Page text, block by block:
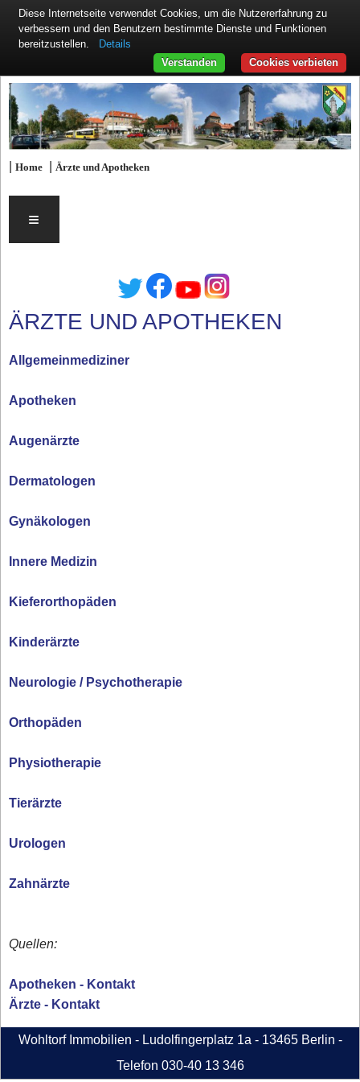
|Home |Ärzte und Apotheken
≡
ÄRZTE UND APOTHEKEN
Allgemeinmediziner
Apotheken
Augenärzte
Dermatologen
Gynäkologen
Innere Medizin
Kieferorthopäden
Kinderärzte
Neurologie / Psychotherapie
Orthopäden
Physiotherapie
Tierärzte
Urologen
Zahnärzte
Quellen:
Apotheken - Kontakt
Ärzte - Kontakt
Wohltorf Immobilien - Ludolfingerplatz 1a - 13465 Berlin -
Telefon 030-40 13 346
Diese Internetseite verwendet Cookies, um die Nutzererfahrung zu
verbessern und den Benutzern bestimmte Dienste und Funktionen
bereitzustellen.
Details
Cookies verbieten
Verstanden